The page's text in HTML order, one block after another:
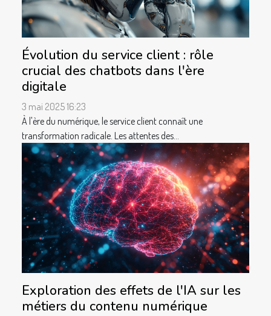
Évolution du service client : rôle
crucial des chatbots dans l'ère
digitale
3 mai 2025 16:23
À l'ère du numérique, le service client connaît une
transformation radicale. Les attentes des...
Exploration des effets de l'IA sur les
métiers du contenu numérique